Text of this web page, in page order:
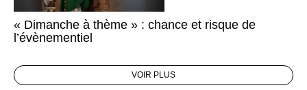
« Dimanche à thème » : chance et risque de
l’évènementiel
VOIR PLUS